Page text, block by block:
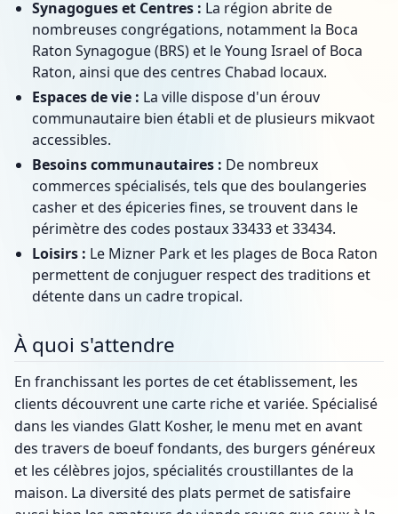
Synagogues et Centres : La région abrite de
nombreuses congrégations, notamment la Boca
Raton Synagogue (BRS) et le Young Israel of Boca
Raton, ainsi que des centres Chabad locaux.
Espaces de vie : La ville dispose d'un érouv
communautaire bien établi et de plusieurs mikvaot
accessibles.
Besoins communautaires : De nombreux
commerces spécialisés, tels que des boulangeries
casher et des épiceries fines, se trouvent dans le
périmètre des codes postaux 33433 et 33434.
Loisirs : Le Mizner Park et les plages de Boca Raton
permettent de conjuguer respect des traditions et
détente dans un cadre tropical.
À quoi s'attendre
En franchissant les portes de cet établissement, les
clients découvrent une carte riche et variée. Spécialisé
dans les viandes Glatt Kosher, le menu met en avant
des travers de boeuf fondants, des burgers généreux
et les célèbres jojos, spécialités croustillantes de la
maison. La diversité des plats permet de satisfaire